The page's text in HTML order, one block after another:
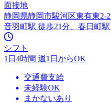
面接地
静岡県静岡市駿河区東有東2-
音羽町駅 徒歩21分、春日町
シフト
1日4時間 週1日からOK
交通費支給
未経験OK
まかないあり